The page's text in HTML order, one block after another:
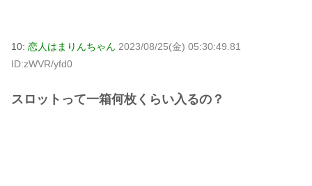
10: 恋人はまりんちゃん 2023/08/25(金) 05:30:49.81
ID:zWVR/yfd0
スロットって一箱何枚くらい入るの？